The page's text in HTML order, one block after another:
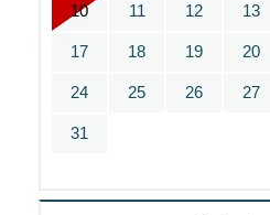
10 11 12 13
17 18 19 20
24 25 26 27
31